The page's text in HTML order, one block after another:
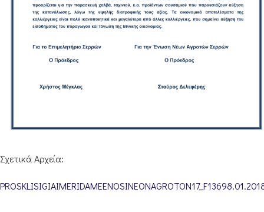
Σχετικά Αρχεία: